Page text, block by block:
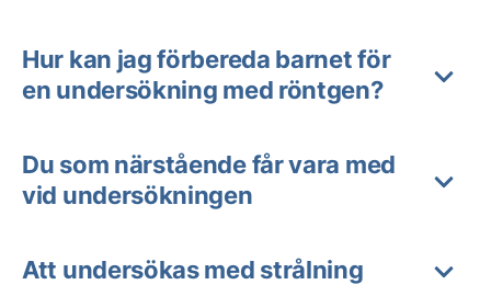
Hur kan jag förbereda barnet för
en undersökning med röntgen?
Du som närstående får vara med
vid undersökningen
Att undersökas med strålning